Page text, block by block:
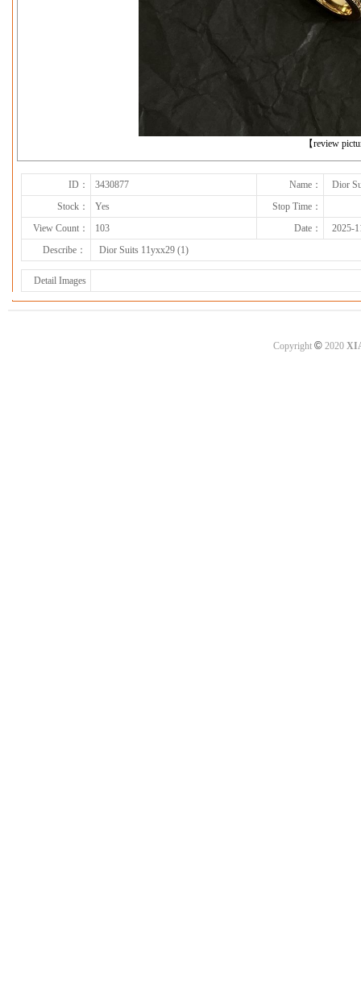
【review
ID： 3430877 Name：
Dior
Stock：
Yes
Stop Time：
View Count：
103 Date：
2025-
Describe：
Dior Suits 11yxx29 (1)
Detail Images
Copyright ©2020